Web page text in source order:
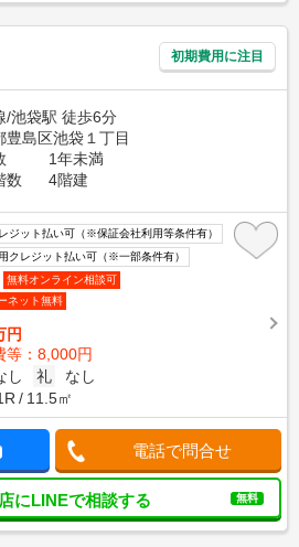
初期費用に注目
/池袋駅 徒歩6分
豊島区池袋１丁目
1年未満
数
4階建
ジット払い可（※保証会社利用等条件有）
クレジット払い可（※一部条件有）
無料オンライン相談可
ネット無料
円
等：8,000円
し 礼
なし
11.5㎡
電話で問合せ
にLINEで相談する 無料